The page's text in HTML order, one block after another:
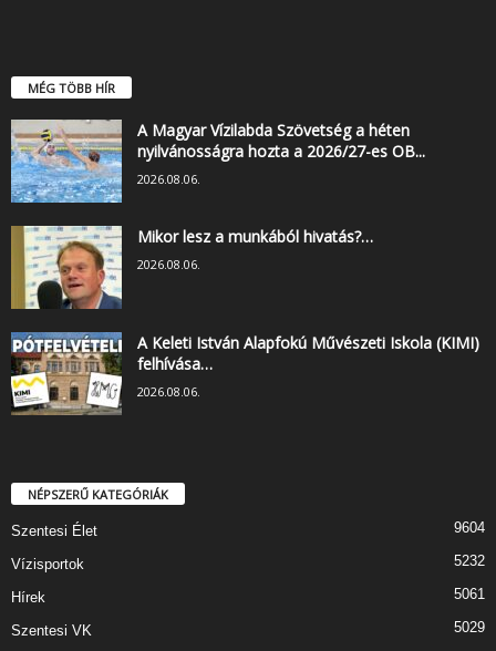
MÉG TÖBB HÍR
A Magyar Vízilabda Szövetség a héten
nyilvánosságra hozta a 2026/27-es OB...
2026.08.06.
Mikor lesz a munkából hivatás?…
2026.08.06.
A Keleti István Alapfokú Művészeti Iskola (KIMI)
felhívása…
2026.08.06.
NÉPSZERŰ KATEGÓRIÁK
Szentesi Élet 9604
Vízisportok 5232
Hírek 5061
Szentesi VK 5029